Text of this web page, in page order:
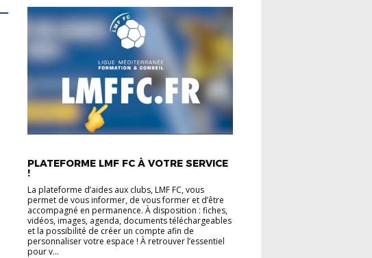
PLATEFORME LMF FC À VOTRE SERVICE
!
La plateforme d’aides aux clubs, LMF FC, vous
permet de vous informer, de vous former et d’être
accompagné en permanence. À disposition : fiches,
vidéos, images, agenda, documents téléchargeables
et la possibilité de créer un compte afin de
personnaliser votre espace ! À retrouver l’essentiel
pour v...